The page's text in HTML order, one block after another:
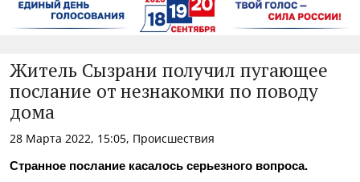
Житель Сызрани получил пугающее
послание от незнакомки по поводу
дома
28 Марта 2022, 15:05, Происшествия
Странное послание касалось серьезного вопроса.